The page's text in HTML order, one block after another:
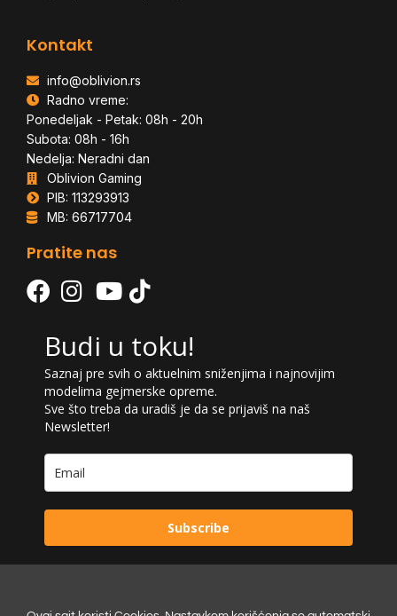
Kontakt
info@oblivion.rs
Radno vreme:
Ponedeljak - Petak: 08h - 20h
Subota: 08h - 16h
Nedelja: Neradni dan
Oblivion Gaming
PIB: 113293913
MB: 66717704
Pratite nas
Budi u toku!
Saznaj pre svih o aktuelnim sniženjima i najnovijim
modelima gejmerske opreme.
Sve što treba da uradiš je da se prijaviš na naš
Newsletter!
Subscribe